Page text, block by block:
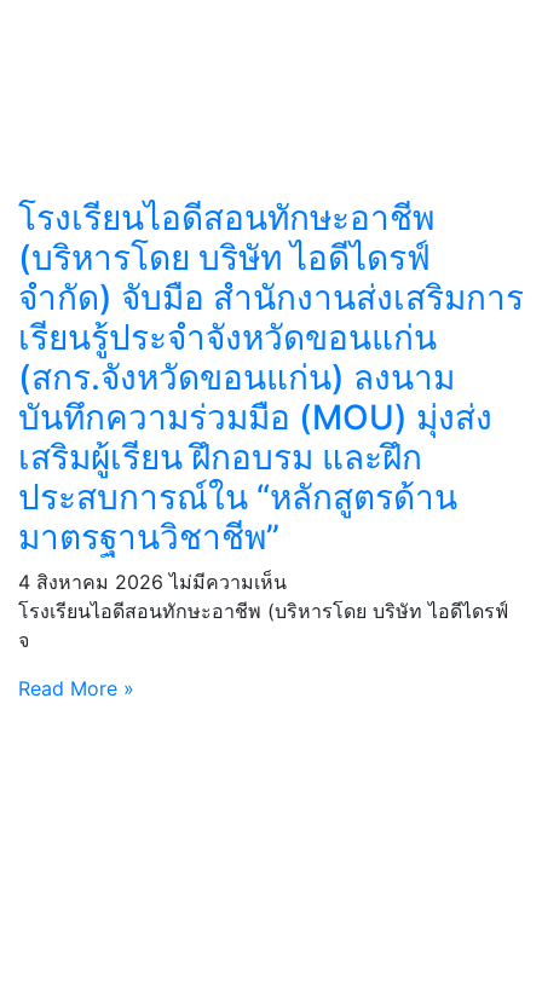
โรงเรียนไอดีสอนทักษะอาชีพ
(บริหารโดย บริษัท ไอดีไดรฟ์
จำกัด) จับมือ สำนักงานส่งเสริมการ
เรียนรู้ประจำจังหวัดขอนแก่น
(สกร.จังหวัดขอนแก่น) ลงนาม
บันทึกความร่วมมือ (MOU) มุ่งส่ง
เสริมผู้เรียน ฝึกอบรม และฝึก
ประสบการณ์ใน “หลักสูตรด้าน
มาตรฐานวิชาชีพ”
4 สิงหาคม 2026ไม่มีความเห็น
โรงเรียนไอดีสอนทักษะอาชีพ (บริหารโดย บริษัท ไอดีไดรฟ์
จ
Read More »